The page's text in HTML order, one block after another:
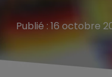
Publié : 16 octobre